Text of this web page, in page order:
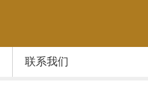
联系我们